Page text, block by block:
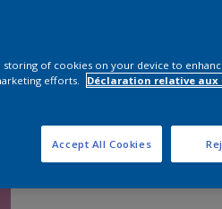
Trouver
storing of cookies on your device to
efforts.
Déclaration relative aux
Accept All Cookies